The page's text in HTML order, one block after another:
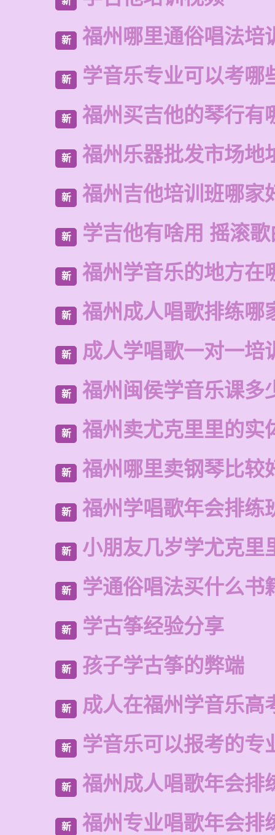
新 福州哪里通俗唱法培
新 学音乐专业可以考哪
新 福州买吉他的琴行有
新 福州乐器批发市场地
新 福州吉他培训班哪家
新 学吉他有啥用 摇滚歌
新 福州学音乐的地方在
新 福州成人唱歌排练哪
新 成人学唱歌一对一培
新 福州闽侯学音乐课多
新 福州卖尤克里里的实
新 福州哪里卖钢琴比较
新 福州学唱歌年会排练
新 小朋友几岁学尤克里
新 学通俗唱法买什么书
新 学古筝经验分享
新 孩子学古筝的弊端
新 成人在福州学音乐高
新 学音乐可以报考的专
新 福州成人唱歌年会排
新 福州专业唱歌年会排